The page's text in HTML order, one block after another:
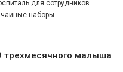
для сотрудников
наборы.
трехмесячного малыша